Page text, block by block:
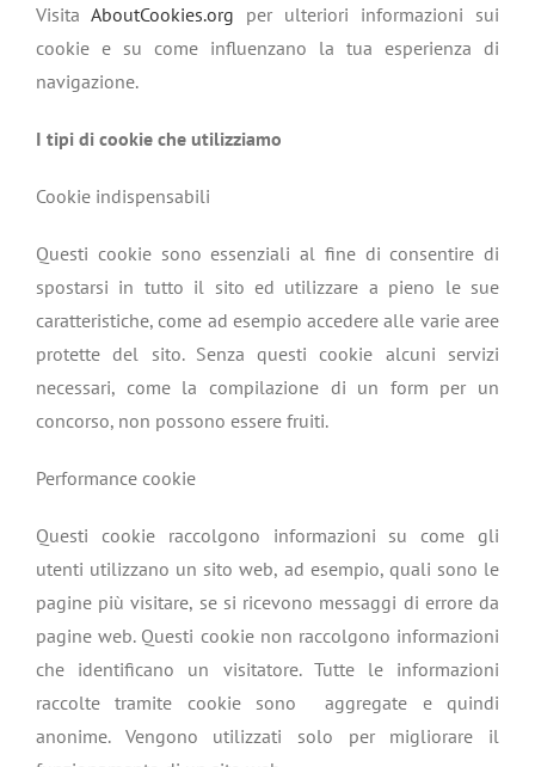
Visita AboutCookies.org per ulteriori informazioni sui
cookie e su come influenzano la tua esperienza di
navigazione.
I tipi di cookie che utilizziamo
Cookie indispensabili
Questi cookie sono essenziali al fine di consentire di
spostarsi in tutto il sito ed utilizzare a pieno le sue
caratteristiche, come ad esempio accedere alle varie aree
protette del sito. Senza questi cookie alcuni servizi
necessari, come la compilazione di un form per un
concorso, non possono essere fruiti.
Performance cookie
Questi cookie raccolgono informazioni su come gli
utenti utilizzano un sito web, ad esempio, quali sono le
pagine più visitare, se si ricevono messaggi di errore da
pagine web. Questi cookie non raccolgono informazioni
che identificano un visitatore. Tutte le informazioni
raccolte tramite cookie sono aggregate e quindi
anonime. Vengono utilizzati solo per migliorare il